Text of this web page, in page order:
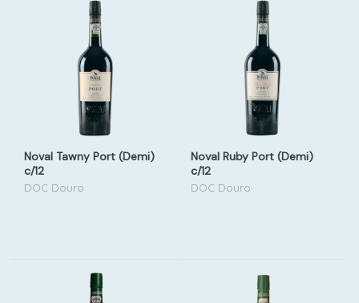
Noval Tawny Port (Demi)
c/12
DOC Douro
Noval Ruby Port (Demi)
c/12
DOC Douro